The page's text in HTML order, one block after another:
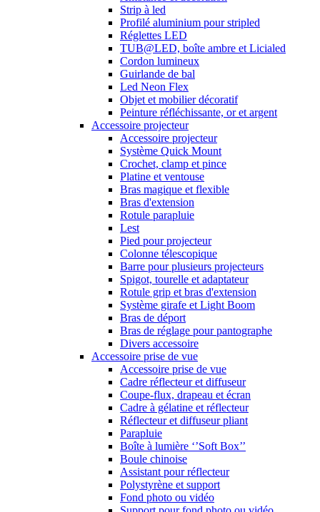
Strip à led
Profilé aluminium pour stripled
Réglettes LED
TUB@LED, boîte ambre et Licialed
Cordon lumineux
Guirlande de bal
Led Neon Flex
Objet et mobilier décoratif
Peinture réfléchissante, or et argent
Accessoire projecteur
Accessoire projecteur
Système Quick Mount
Crochet, clamp et pince
Platine et ventouse
Bras magique et flexible
Bras d'extension
Rotule parapluie
Lest
Pied pour projecteur
Colonne télescopique
Barre pour plusieurs projecteurs
Spigot, tourelle et adaptateur
Rotule grip et bras d'extension
Système girafe et Light Boom
Bras de déport
Bras de réglage pour pantographe
Divers accessoire
Accessoire prise de vue
Accessoire prise de vue
Cadre réflecteur et diffuseur
Coupe-flux, drapeau et écran
Cadre à gélatine et réflecteur
Réflecteur et diffuseur pliant
Parapluie
Boîte à lumière ‘’Soft Box’’
Boule chinoise
Assistant pour réflecteur
Polystyrène et support
Fond photo ou vidéo